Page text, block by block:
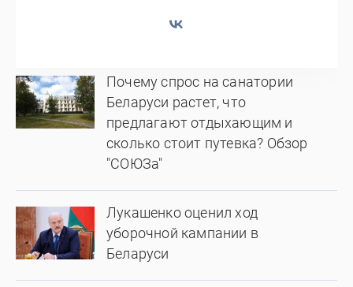
Почему спрос на санатории
Беларуси растет, что
предлагают отдыхающим и
сколько стоит путевка? Обзор
"СОЮЗа"
Лукашенко оценил ход
уборочной кампании в
Беларуси